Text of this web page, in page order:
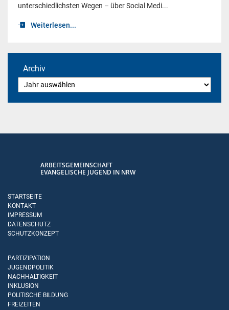
unterschiedlichsten Wegen – über Social Medi...
Weiterlesen...
Archiv
ARBEITSGEMEINSCHAFT
EVANGELISCHE JUGEND IN NRW
STARTSEITE
KONTAKT
IMPRESSUM
DATENSCHUTZ
SCHUTZKONZEPT
PARTIZIPATION
JUGENDPOLITIK
NACHHALTIGKEIT
INKLUSION
POLITISCHE BILDUNG
FREIZEITEN